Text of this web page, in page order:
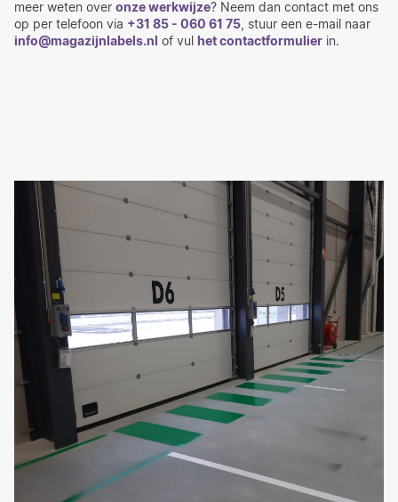
meer weten over onze werkwijze? Neem dan contact met ons
op per telefoon via +31 85 - 060 61 75 , stuur een e-mail naar
info@magazijnlabels.nl of vul het contactformulier in.